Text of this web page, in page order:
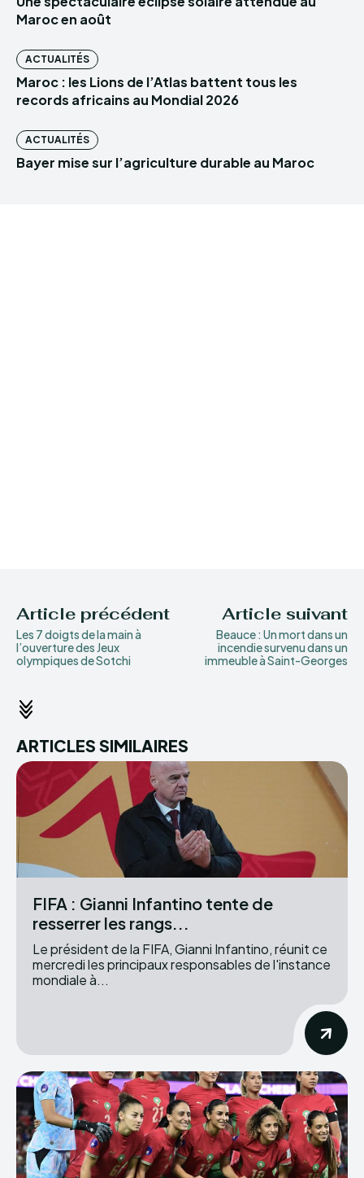
Maroc en août
ACTUALITÉS
Maroc : les Lions de l’Atlas battent tous les
records africains au Mondial 2026
ACTUALITÉS
Bayer mise sur l’agriculture durable au Maroc
Article précédent
Les 7 doigts de la main à
l’ouverture des Jeux
olympiques de Sotchi
Article suivant
Beauce : Un mort dans un
incendie survenu dans un
immeuble à Saint-Georges
ARTICLES SIMILAIRES
FIFA : Gianni Infantino tente de
resserrer les rangs...
Le président de la FIFA, Gianni Infantino, réunit ce
mercredi les principaux responsables de l'instance
mondiale à...